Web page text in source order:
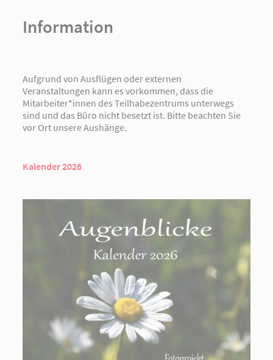
Information
Aufgrund von Ausflügen oder externen
Veranstaltungen kann es vorkommen, dass die
Mitarbeiter*innen des Teilhabezentrums unterwegs
sind und das Büro nicht besetzt ist. Bitte beachten Sie
vor Ort unsere Aushänge.
Kalender 2026